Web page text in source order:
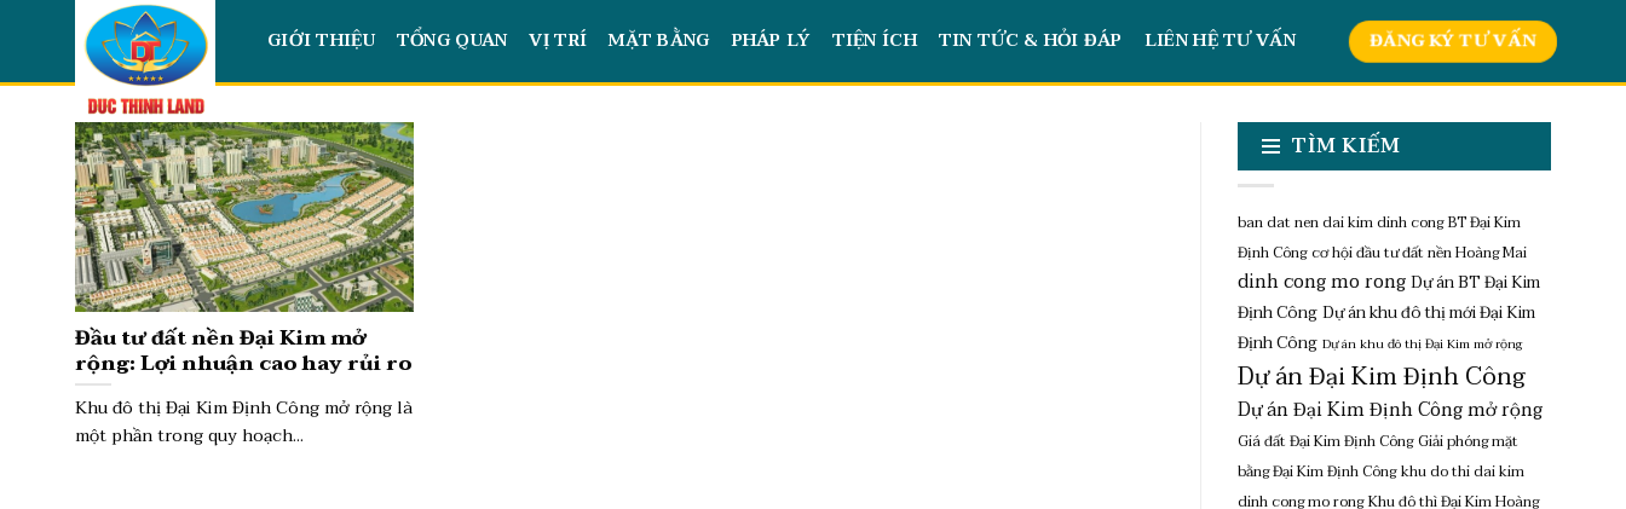
content
GIỚI THIỆU TỔNG QUAN VỊ TRÍ MẶT BẰNG PHÁP LÝ TIỆN ÍCH TIN TỨC & HỎI ĐÁP LIÊN HỆ TƯ VẤN ĐĂNG KÝ TƯ VẤN
Đầu tư đất nền Đại Kim mở
rộng: Lợi nhuận cao hay rủi ro
pháp lý
Khu đô thị Đại Kim Định Công mở rộng là
một phần trong quy hoạch...
TÌM KIẾM
ban dat nen dai kim dinh congBT Đại Kim
Định Công cơ hội đầu tư đất nền Hoàng Mai
dinh cong mo rongDự án BT Đại Kim
Định CôngDự án khu đô thị mới Đại Kim
Định Công Dự án khu đô thị Đại Kim mở rộng
Dự án Đại Kim Định Công
Dự án Đại Kim Định Công mở rộng
Giá đất Đại Kim Định CôngGiải phóng mặt
bằng Đại Kim Định Côngkhu do thi dai kim
dinh cong mo rongKhu đô thì Đại Kim Hoàng